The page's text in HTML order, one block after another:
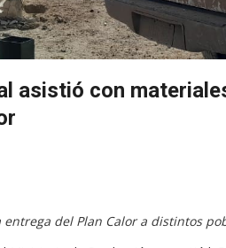
asistió con
del Plan Calor a distintos